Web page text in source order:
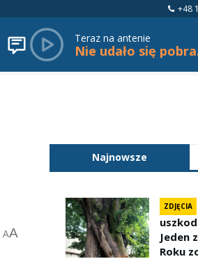
+48
Teraz na antenie
AA
Najnowsze
ZDJĘCIA
Jeden
Roku